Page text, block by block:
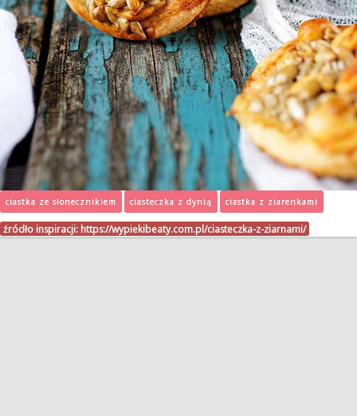
ciastka ze słonecznikiem ciasteczka z dynią ciastka z ziarenkami
źródło inspiracji: https://wypiekibeaty.com.pl/ciasteczka-z-ziarnami/